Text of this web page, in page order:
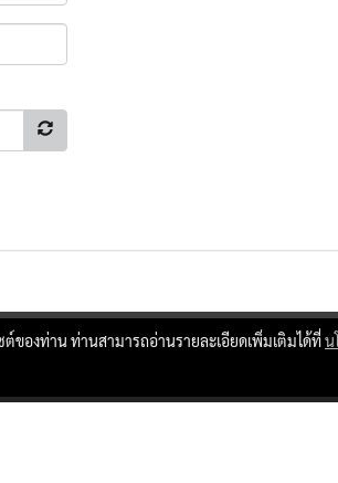
ของท่าน ท่านสามารถอ่านรายละเอียดเพิ่มเติมได้ที่น